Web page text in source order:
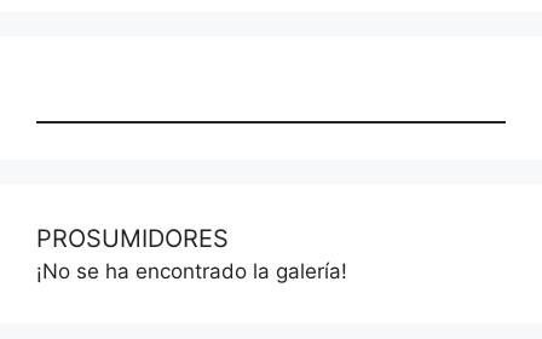
PROSUMIDORES
¡No se ha encontrado la galería!